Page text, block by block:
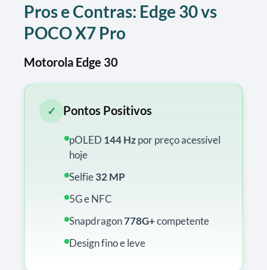
Pros e Contras: Edge 30 vs
POCO X7 Pro
Motorola Edge 30
✓ Pontos Positivos
pOLED 144 Hzpor preço acessível
hoje
Selfie32 MP
5G e NFC
Snapdragon778G+competente
Design fino e leve